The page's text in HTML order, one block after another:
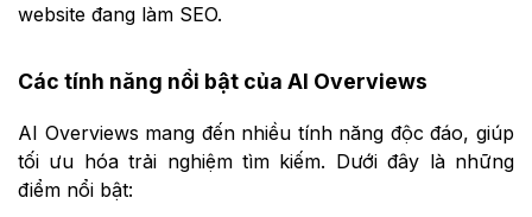
website đang làm SEO.
Các tính năng nổi bật của AI Overviews
AI Overviews mang đến nhiều tính năng độc đáo, giúp
tối ưu hóa trải nghiệm tìm kiếm. Dưới đây là những
điểm nổi bật: